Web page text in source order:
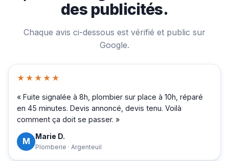
des publicités.
Chaque avis ci-dessous est vérifié et public sur
Google.
★★★★★
« Fuite signalée à 8h, plombier sur place à 10h, réparé
en 45 minutes. Devis annoncé, devis tenu. Voilà
comment ça doit se passer. »
M Marie D.
Plomberie · Argenteuil